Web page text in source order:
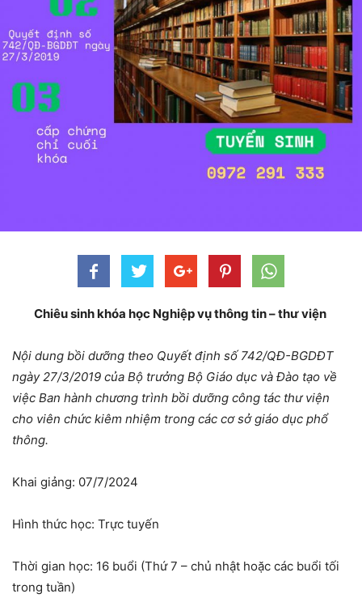
Chiêu sinh khóa học Nghiệp vụ thông tin – thư viện
Nội dung bồi dưỡng theo Quyết định số 742/QĐ-BGDĐT
ngày 27/3/2019 của Bộ trưởng Bộ Giáo dục và Đào tạo về
việc Ban hành chương trình bồi dưỡng công tác thư viện
cho viên chức kiêm nhiệm trong các cơ sở giáo dục phổ
thông.
Khai giảng: 07/7/2024
Hình thức học: Trực tuyến
Thời gian học: 16 buổi (Thứ 7 – chủ nhật hoặc các buổi tối
trong tuần)